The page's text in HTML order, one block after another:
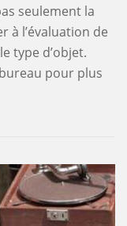
seulement la
à l’évaluation de
type d’objet.
pour plus